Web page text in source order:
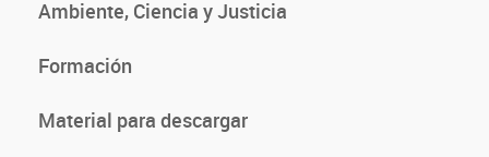
Ambiente, Ciencia y Justicia
Formación
Material para descargar